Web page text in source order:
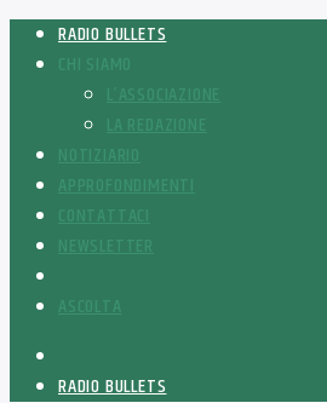
RADIO BULLETS
CHI SIAMO
L’ASSOCIAZIONE
LA REDAZIONE
NOTIZIARIO
APPROFONDIMENTI
CONTATTACI
NEWSLETTER
ASCOLTA
RADIO BULLETS